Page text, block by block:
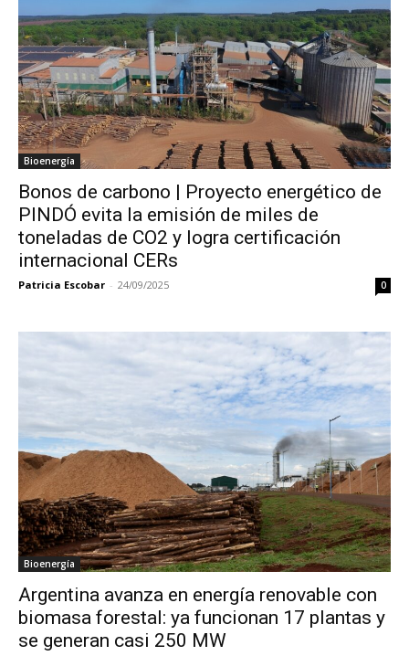
Bioenergía
Bonos de carbono | Proyecto energético de
PINDÓ evita la emisión de miles de
toneladas de CO2 y logra certificación
internacional CERs
Patricia Escobar - 24/09/2025 0
Bioenergía
Argentina avanza en energía renovable con
biomasa forestal: ya funcionan 17 plantas y
se generan casi 250 MW